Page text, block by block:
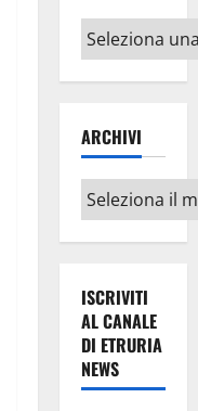
Altri
argomenti
ARCHIVI
Archivi
ISCRIVITI
AL CANALE
DI ETRURIA
NEWS